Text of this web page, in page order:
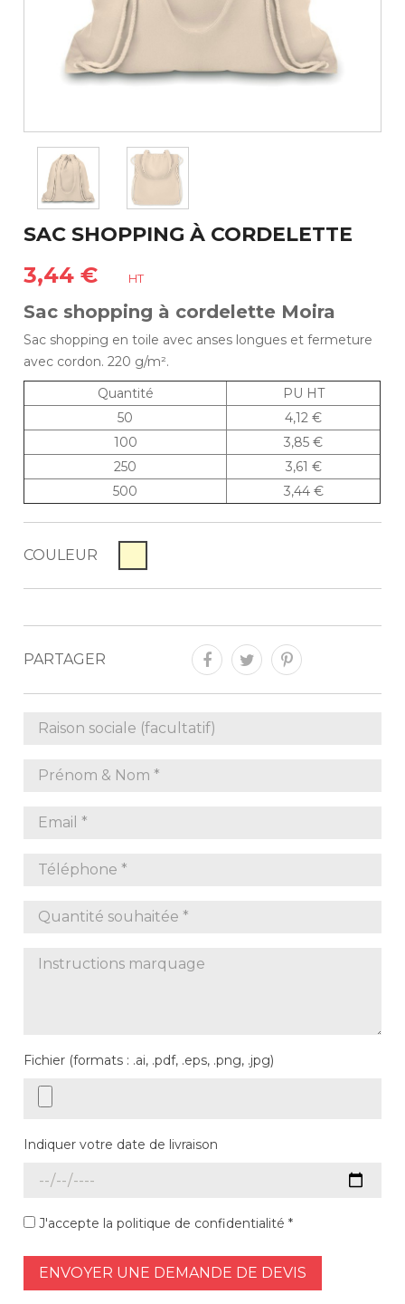
SAC SHOPPING À CORDELETTE
3,44 € HT
Sac shopping à cordelette Moira
Sac shopping en toile avec anses longues et fermeture
avec cordon. 220 g/m².
Quantité
PU HT
50
4,12 €
100
3,85 €
250
3,61 €
500
3,44 €
COULEUR
PARTAGER
Fichier (formats : .ai, .pdf, .eps, .png, .jpg)
Indiquer votre date de livraison
J'accepte la politique de confidentialité *
ENVOYER UNE DEMANDE DE DEVIS